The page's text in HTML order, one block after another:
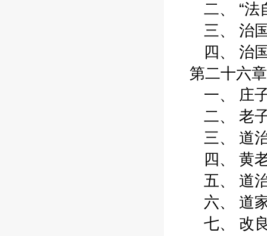
二、 “法自
三、 治国
四、 治国
第二十六
一、 庄子
二、 老子
三、 道治
四、 黄老
五、 道治
六、 道家
七、 改良